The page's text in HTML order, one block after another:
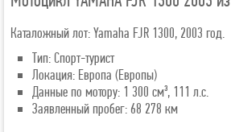
Каталожный лот: Yamaha FJR 1300, 2003 год.
Тип: Спорт-турист
Локация: Европа (Европы)
Данные по мотору: 1 300 см³, 111 л.с.
Заявленный пробег: 68 278 км